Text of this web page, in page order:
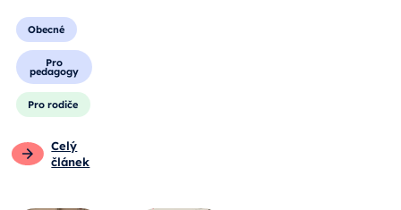
Obecné
Pro
pedagogy
Pro rodiče
Celý
článek